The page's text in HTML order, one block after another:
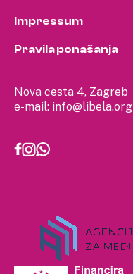
Nova cesta 4, Zagreb
e-mail: info@libela.org
Impressum
Pravila ponašanja